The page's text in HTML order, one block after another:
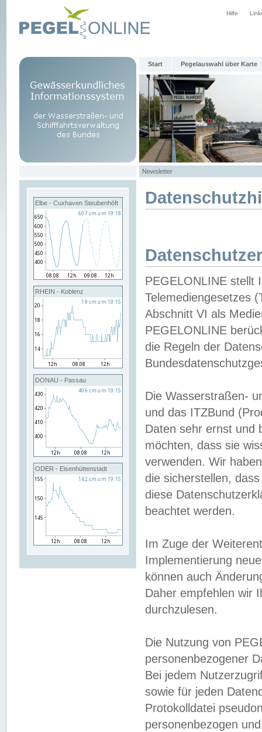
Hilfe
Start Pegelauswahl über Karte
Newsletter
Elbe - Cuxhaven Steubenhöft
RHEIN - Koblenz
DONAU - Passau
ODER - Eisenhüttenstadt
PEGELONLINE stellt
Telemediengesetzes
Abschnitt VI als
PEGELONLINE
die Regeln der
Die Wasserstraßen-
und das ITZBund
Daten sehr ernst und
möchten, dass sie
verwenden. Wir
die sicherstellen,
diese
beachtet werden.
Im Zuge der
Implementierung
können auch
Daher empfehlen wir
durchzulesen.
Die Nutzung von
personenbezogener
Bei jedem
sowie für jeden
Protokolldatei
personenbezogen